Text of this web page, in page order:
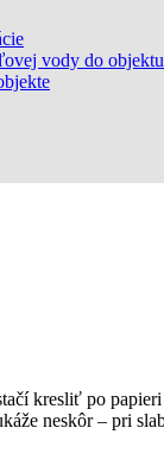
vody do objektu
kresliť po
neskôr – pri